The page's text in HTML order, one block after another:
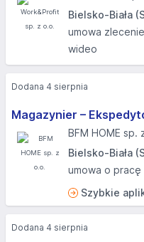
Bielsko-Biała
umowa zlecenie
wideo
Magazynier –
BFM HOME sp.
Bielsko-Biała
umowa o pracę
Szybkie
Dodana 4 sierpnia
Dodana 4 sierpnia